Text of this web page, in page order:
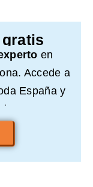
en
Accede a
España y